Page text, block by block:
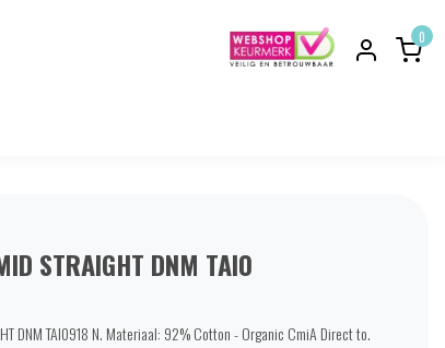
0
STRAIGHT DNM TAI0
DNM TAI0918 N. Materiaal: 92% Cotton - Organic CmiA Direct to.